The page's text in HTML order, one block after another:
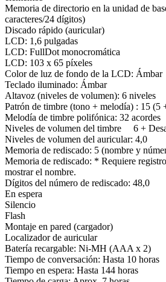
Memoria de directorio en la unidad de
caracteres/24 dígitos)
Discado rápido (auricular)
LCD: 1,6 pulgadas
LCD: FullDot monocromática
LCD: 103 x 65 píxeles
Color de luz de fondo de la LCD: Ámbar
Teclado iluminado: Ámbar
Altavoz (niveles de volumen): 6 niveles
Patrón de timbre (tono + melodía) : 15 (5
Melodía de timbre polifónica: 32 acordes
Niveles de volumen del timbre 6 +
Niveles de volumen del auricular: 4,0
Memoria de rediscado: 5 (nombre y
Memoria de rediscado: * Requiere
mostrar el nombre.
Dígitos del número de rediscado: 48,0
En espera
Silencio
Flash
Montaje en pared (cargador)
Localizador de auricular
Batería recargable: Ni-MH (AAA x 2)
Tiempo de conversación: Hasta 10 horas
Tiempo en espera: Hasta 144 horas